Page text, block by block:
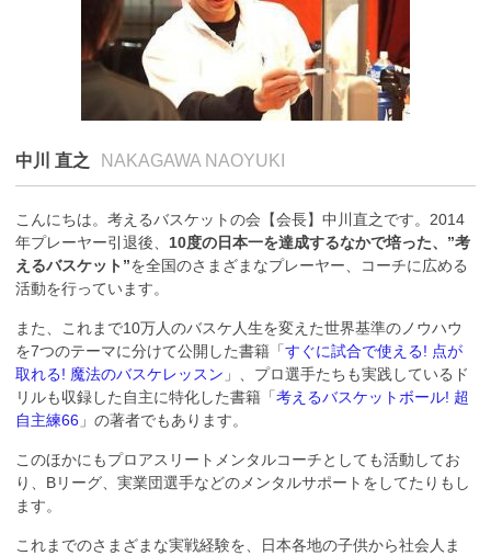
中川 直之 NAKAGAWA NAOYUKI
こんにちは。考えるバスケットの会【会長】中川直之です。2014
年プレーヤー引退後、 10度の日本一を達成するなかで培った、”考
えるバスケット”を全国のさまざまなプレーヤー、コーチに広める
活動を行っています。
また、これまで10万人のバスケ人生を変えた世界基準のノウハウ
を7つのテーマに分けて公開した書籍「すぐに試合で使える! 点が
取れる! 魔法のバスケレッスン 」、プロ選手たちも実践しているド
リルも収録した自主に特化した書籍「考えるバスケットボール! 超
自主練66 」の著者でもあります。
このほかにもプロアスリートメンタルコーチとしても活動してお
り、Bリーグ、実業団選手などのメンタルサポートをしてたりもし
ます。
これまでのさまざまな実戦経験を、日本各地の子供から社会人ま